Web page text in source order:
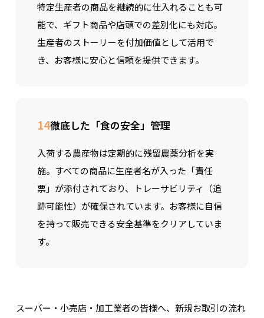
特定生産者の商品を継続的に仕入れることも可
能で、ギフト商品や店頭での差別化にも対応。
生産者のストーリーを付加価値として活用で
き、お客様に安心と信頼を提供できます。
14徹底した「食の安全」管理
入荷する農産物は定期的に残留農薬分析を実
施。すべての商品に生産者名が入った「責任
票」が添付されており、トレーサビリティ（追
跡可能性）が確保されています。お客様に自信
を持って販売できる安全基準をクリアしていま
す。
スーパー・小売店・加工業者の皆様へ、新規お取引の流れ